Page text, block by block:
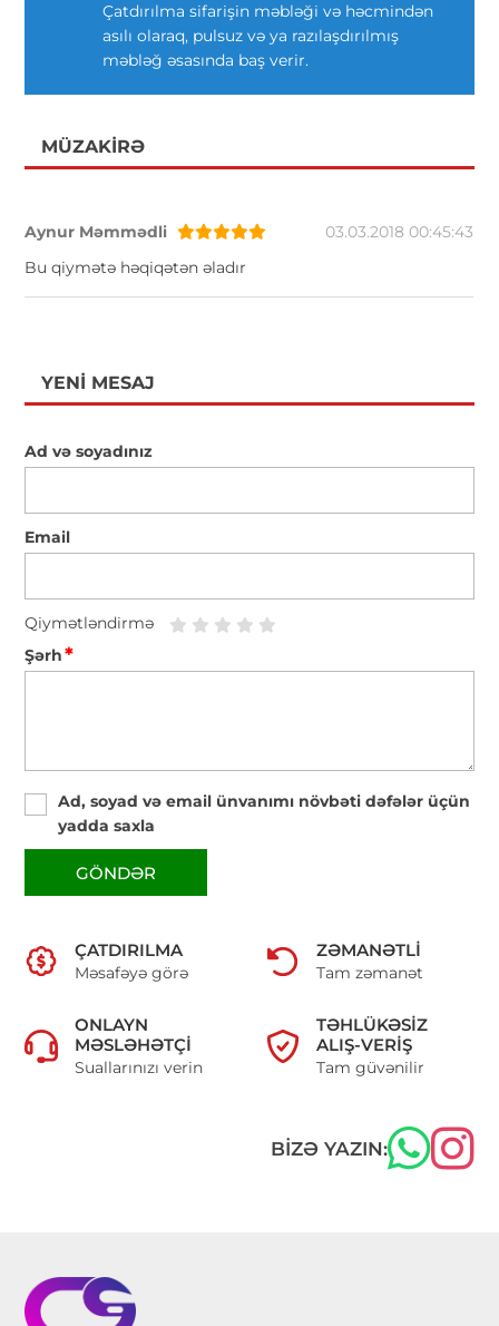
Çatdırılma sifarişin məbləği və həcmindən
asılı olaraq, pulsuz və ya razılaşdırılmış
məbləğ əsasında baş verir.
MÜZAKIRƏ
Aynur Məmmədli
03.03.2018 00:45:43
Bu qiymətə həqiqətən əladır
YENI MESAJ
Ad və soyadınız
Email
Qiymətləndirmə
Şərh*
Ad, soyad və email ünvanımı növbəti dəfələr üçün
yadda saxla
GÖNDƏR
ÇATDIRILMA
Məsafəyə görə
ZƏMANƏTLI
Tam zəmanət
ONLAYN
MƏSLƏHƏTÇI
Suallarınızı verin
TƏHLÜKƏSIZ
ALIŞ-VERIŞ
Tam güvənilir
BIZƏ YAZIN: